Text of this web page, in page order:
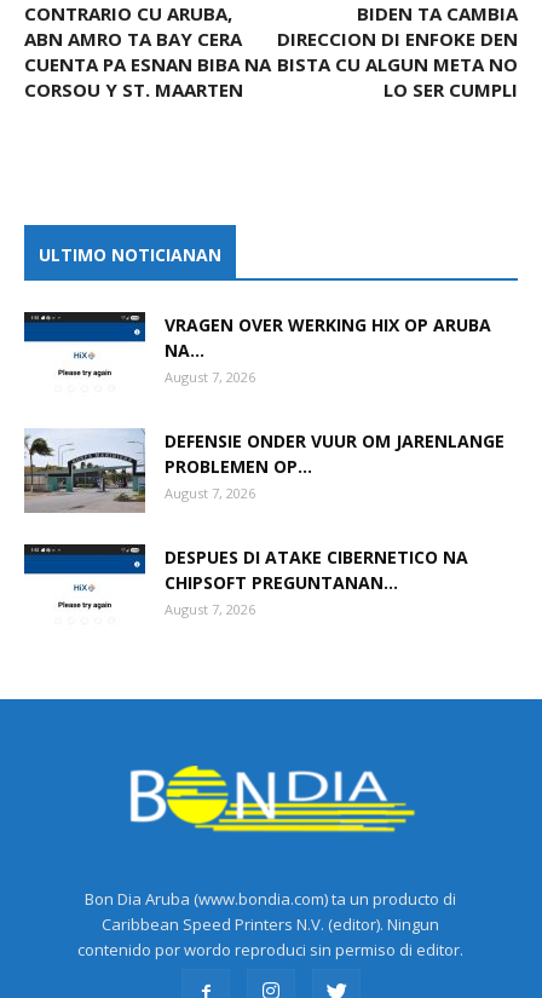
CONTRARIO CU ARUBA,
ABN AMRO TA BAY CERA
CUENTA PA ESNAN BIBA NA
CORSOU Y ST. MAARTEN
BIDEN TA CAMBIA
DIRECCION DI ENFOKE DEN
BISTA CU ALGUN META NO
LO SER CUMPLI
ULTIMO NOTICIANAN
VRAGEN OVER WERKING HIX OP ARUBA
NA...
August 7, 2026
DEFENSIE ONDER VUUR OM JARENLANGE
PROBLEMEN OP...
August 7, 2026
DESPUES DI ATAKE CIBERNETICO NA
CHIPSOFT PREGUNTANAN...
August 7, 2026
Bon Dia Aruba (www.bondia.com) ta un producto di
Caribbean Speed Printers N.V. (editor). Ningun
contenido por wordo reproduci sin permiso di editor.